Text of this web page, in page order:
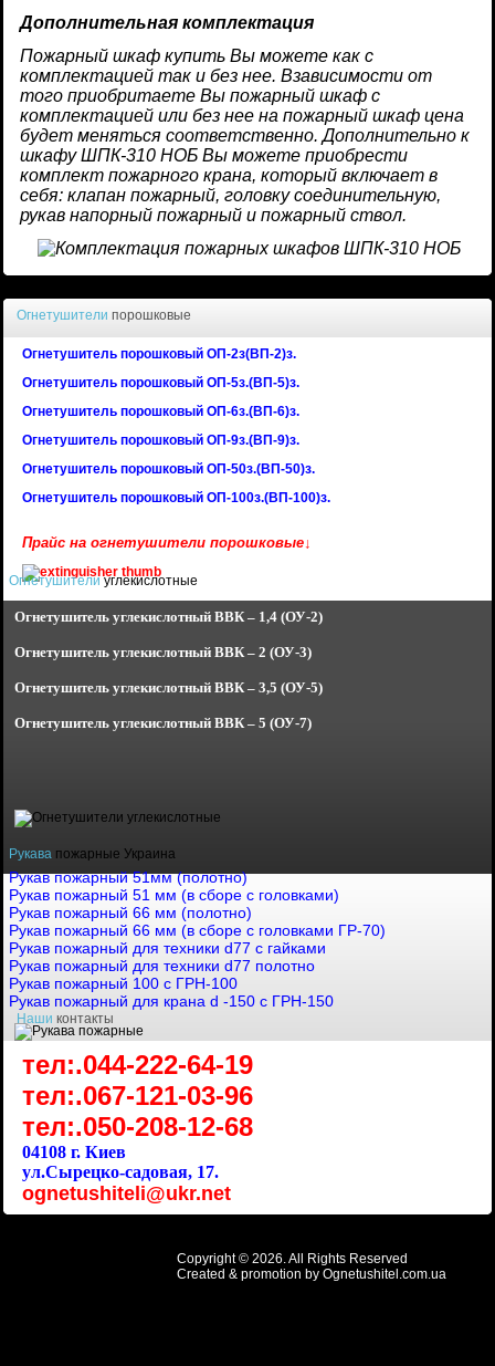
Дополнительная комплектация
Пожарный шкаф купить Вы можете как с
комплектацией так и без нее. Взависимости от
того приобритаете Вы пожарный шкаф с
комплектацией или без нее на пожарный шкаф цена
будет меняться соответственно. Дополнительно к
шкафу ШПК-310 НОБ Вы можете приобрести
комплект пожарного крана, который включает в
себя: клапан пожарный, головку соединительную,
рукав напорный пожарный и пожарный ствол.
Огнетушители порошковые
Огнетушитель порошковый ОП-2з(ВП-2)з.
Огнетушитель порошковый ОП-5з.(ВП-5)з.
Огнетушитель порошковый ОП-6з.(ВП-6)з.
Огнетушитель порошковый ОП-9з.(ВП-9)з.
Огнетушитель порошковый ОП-50з.(ВП-50)з.
Огнетушитель порошковый ОП-100з.(ВП-100)з.
Прайс на огнетушители порошковые↓
Огнетушителиуглекислотные
Огнетушитель углекислотный ВВК – 1,4 (ОУ-2)
Огнетушитель углекислотный ВВК – 2 (ОУ-3)
Огнетушитель углекислотный ВВК – 3,5 (ОУ-5)
Огнетушитель углекислотный ВВК – 5 (ОУ-7)
Рукава пожарные Украина
Рукав пожарный 51мм (полотно)
Рукав пожарный 51 мм (в сборе с головками)
Рукав пожарный 66 мм (полотно)
Рукав пожарный 66 мм (в сборе с головками ГР-70)
Рукав пожарный для техники d77 с гайками
Рукав пожарный для техники d77 полотно
Рукав пожарный 100 с ГРН-100
Рукав пожарный для крана d -150 с ГРН-150
Наши контакты
тел:.044-222-64-19
тел:.067-121-03-96
тел:.050-208-12-68
04108 г. Киев
ул.Сырецко-садовая, 17.
ognetushiteli@ukr.net
Copyright © 2026. All Rights Reserved
Created & promotion by Ognetushitel.com.ua